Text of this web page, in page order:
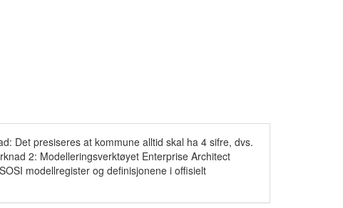
Det presiseres at kommune alltid skal ha 4 sifre, dvs.
2: Modelleringsverktøyet Enterprise Architect
modellregister og definisjonene i offisielt